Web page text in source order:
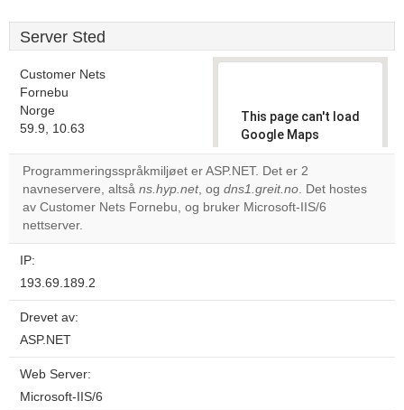
Server Sted
Customer Nets
Fornebu
Norge
59.9, 10.63
This page can't load
Google Maps
correctly.
Do you
own this
Programmeringsspråkmiljøet er ASP.NET. Det er 2
navneservere, altså ns.hyp.net, og dns1.greit.no. Det hostes
av Customer Nets Fornebu, og bruker Microsoft-IIS/6
nettserver.
IP:
193.69.189.2
Drevet av:
ASP.NET
Web Server:
Microsoft-IIS/6